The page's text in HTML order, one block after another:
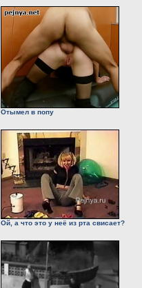
Отымел в попу
Ой, а что это у неё из рта свисает?